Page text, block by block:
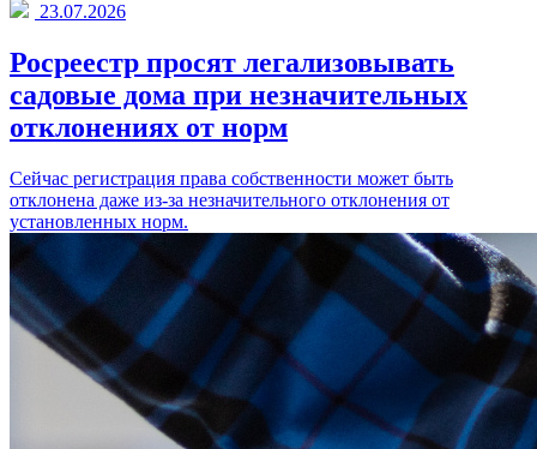
23.07.2026
Росреестр просят легализовывать
садовые дома при незначительных
отклонениях от норм
Сейчас регистрация права собственности может быть
отклонена даже из-за незначительного отклонения от
установленных норм.